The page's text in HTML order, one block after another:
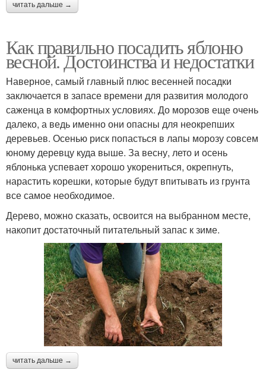
читать дальше →
Как правильно посадить яблоню
весной. Достоинства и недостатки
Наверное, самый главный плюс весенней посадки
заключается в запасе времени для развития молодого
саженца в комфортных условиях. До морозов еще очень
далеко, а ведь именно они опасны для неокрепших
деревьев. Осенью риск попасться в лапы морозу совсем
юному деревцу куда выше. За весну, лето и осень
яблонька успевает хорошо укорениться, окрепнуть,
нарастить корешки, которые будут впитывать из грунта
все самое необходимое.
Дерево, можно сказать, освоится на выбранном месте,
накопит достаточный питательный запас к зиме.
читать дальше →